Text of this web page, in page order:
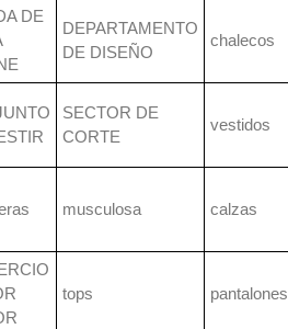
DE
DEPARTAMENTO
DE DISEÑO
chalecos
SECTOR DE
CORTE
vestidos
musculosa calzas
tops pantalones